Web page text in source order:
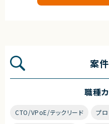
案
職種
CTO/VPoE/テックリード プ